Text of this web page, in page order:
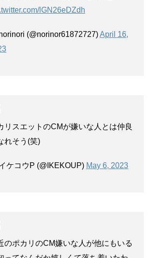
lGN26eDZdh
(@norinor61872727)April 16,
リスエットのCMが嫌いな人とは仲良
れそう(笑)
ケコウP (@IKEKOUP) May 6, 2023
のポカリのCM嫌いな人が他にもいる